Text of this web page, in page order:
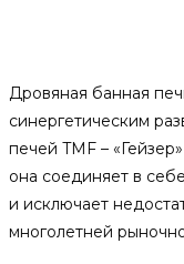
Дровяная банная
синергетическим
печей TMF –
она соединяет в
и исключает
многолетней